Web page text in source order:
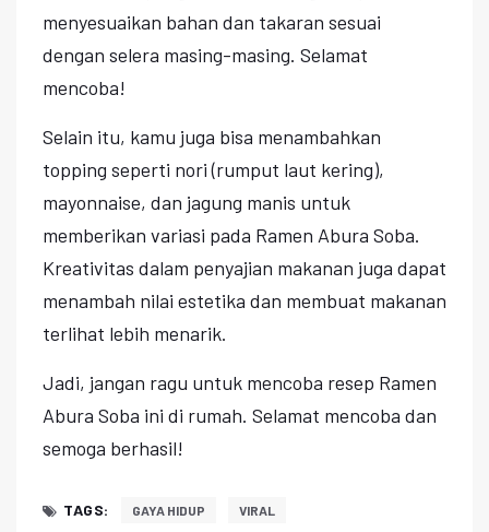
menyesuaikan bahan dan takaran sesuai
dengan selera masing-masing. Selamat
mencoba!
Selain itu, kamu juga bisa menambahkan
topping seperti nori (rumput laut kering),
mayonnaise, dan jagung manis untuk
memberikan variasi pada Ramen Abura Soba.
Kreativitas dalam penyajian makanan juga dapat
menambah nilai estetika dan membuat makanan
terlihat lebih menarik.
Jadi, jangan ragu untuk mencoba resep Ramen
Abura Soba ini di rumah. Selamat mencoba dan
semoga berhasil!
TAGS: GAYA HIDUP VIRAL